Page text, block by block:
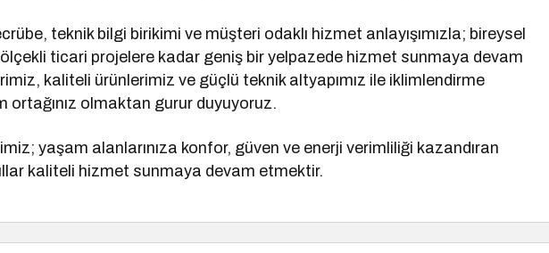
teknik bilgi birikimi ve müşteri odaklı hizmet anlayışımızla; bireysel
ticari projelere kadar geniş bir yelpazede hizmet sunmaya devam
kaliteli ürünlerimiz ve güçlü teknik altyapımız ile iklimlendirme
ortağınız olmaktan gurur duyuyoruz.
yaşam alanlarınıza konfor, güven ve enerji verimliliği kazandıran
kaliteli hizmet sunmaya devam etmektir.